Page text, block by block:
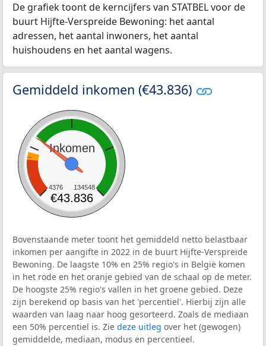
De grafiek toont de kerncijfers van STATBEL voor de
buurt Hijfte-Verspreide Bewoning: het aantal
adressen, het aantal inwoners, het aantal
huishoudens en het aantal wagens.
Gemiddeld inkomen (€43.836)
Inkomen
4376 134548
€43.836
Bovenstaande meter toont het gemiddeld netto belastbaar
inkomen per aangifte in 2022 in de buurt Hijfte-Verspreide
Bewoning. De laagste 10% en 25% regio's in België komen
in het rode en het oranje gebied van de schaal op de meter.
De hoogste 25% regio's vallen in het groene gebied. Deze
zijn berekend op basis van het 'percentiel'. Hierbij zijn alle
waarden van laag naar hoog gesorteerd. Zoals de mediaan
een 50% percentiel is. Zie deze uitleg over het (gewogen)
gemiddelde, mediaan, modus en percentieel.